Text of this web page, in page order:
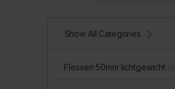
Show All Categories
Flessen 50mm lichtgewicht